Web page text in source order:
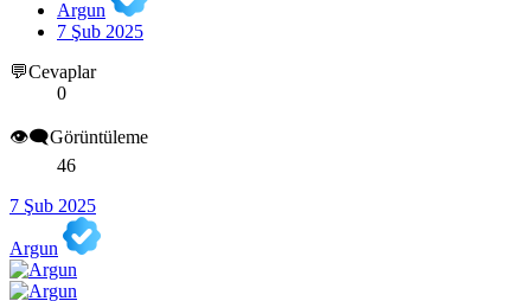
Argun
7 Şub 2025
💬Cevaplar
0
👁️‍🗨️Görüntüleme
46
7 Şub 2025
Argun